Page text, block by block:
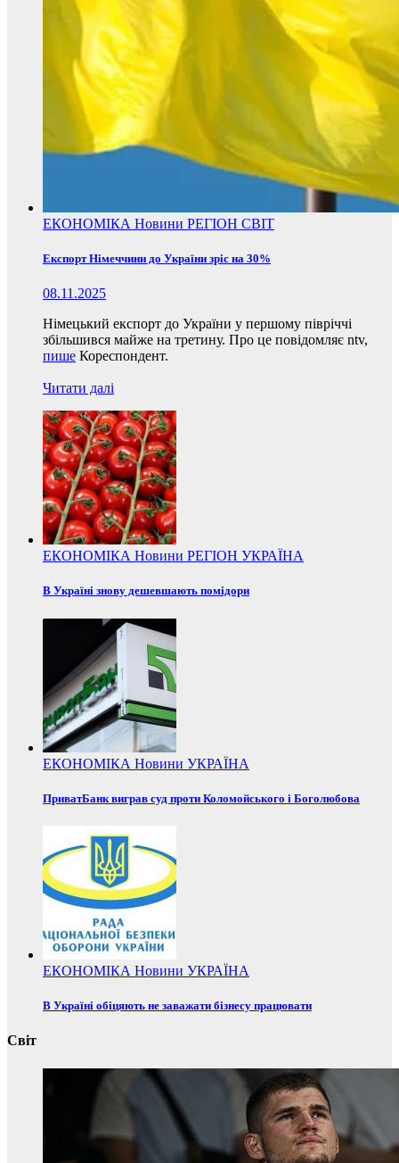
ЕКОНОМІКА Новини РЕГІОН СВІТ
Експорт Німеччини до України зріс на 30%
08.11.2025
Німецький експорт до України у першому півріччі
збільшився майже на третину. Про це повідомляє ntv,
пише Кореспондент.
Читати далі
ЕКОНОМІКА Новини РЕГІОН УКРАЇНА
В Україні знову дешевшають помідори
ЕКОНОМІКА Новини УКРАЇНА
ПриватБанк виграв суд проти Коломойського і Боголюбова
ЕКОНОМІКА Новини УКРАЇНА
В Україні обіцяють не заважати бізнесу працювати
Світ